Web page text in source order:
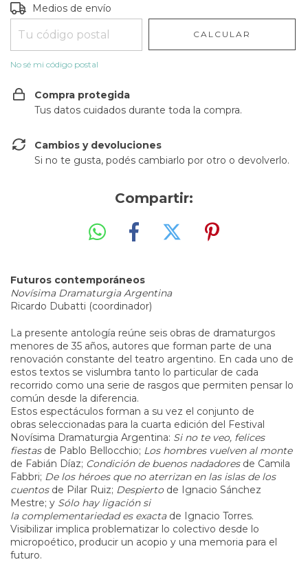
Entregas para el CP:
Medios de envío
CALCULAR
No sé mi código postal
Compra protegida
Tus datos cuidados durante toda la compra.
Cambios y devoluciones
Si no te gusta, podés cambiarlo por otro o devolverlo.
Compartir:
Futuros contemporáneos
Novísima Dramaturgia Argentina
Ricardo Dubatti (coordinador)
La presente antología reúne seis obras de dramaturgos
menores de 35 años, autores que forman parte de una
renovación constante del teatro argentino. En cada uno de
estos textos se vislumbra tanto lo particular de cada
recorrido como una serie de rasgos que permiten pensar lo
común desde la diferencia.
Estos espectáculos forman a su vez el conjunto de
obras seleccionadas para la cuarta edición del Festival
Novísima Dramaturgia Argentina: Si no te veo, felices
fiestasde Pablo Bellocchio; Los hombres vuelven al monte
de Fabián Díaz; Condición de buenos nadadoresde Camila
Fabbri; De los héroes que no aterrizan en las islas de los
cuentosde Pilar Ruiz; Despierto de Ignacio Sánchez
Mestre; y Sólo hay ligación si
la complementariedad es exacta de Ignacio Torres.
Visibilizar implica problematizar lo colectivo desde lo
micropoético, producir un acopio y una memoria para el
futuro.